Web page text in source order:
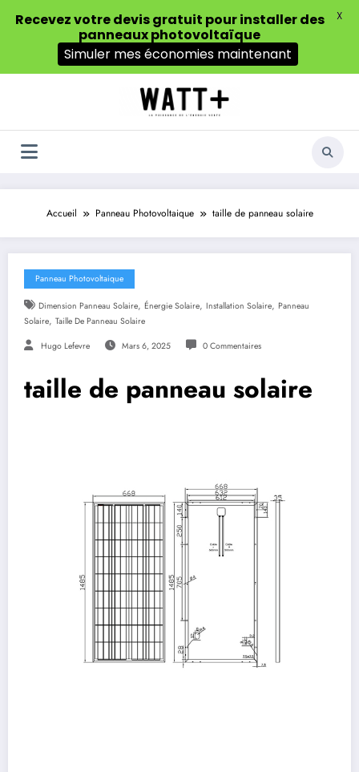
Accueil Panneau Photovoltaique taille de panneau solaire
Panneau Photovoltaique
Dimension Panneau Solaire, Énergie Solaire, Installation Solaire, Panneau
Solaire, Taille De Panneau Solaire
Hugo Lefevre Mars 6, 2025 0 Commentaires
taille de panneau solaire
Recevez votre devis gratuit pour installer des
panneaux photovoltaïque
Simuler mes économies maintenant
X